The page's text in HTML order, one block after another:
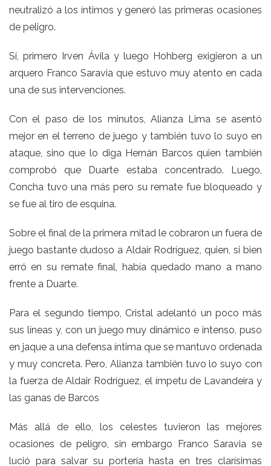
neutralizó a los íntimos y generó las primeras ocasiones
de peligro.
Sí, primero Irven Ávila y luego Hohberg exigieron a un
arquero Franco Saravia que estuvo muy atento en cada
una de sus intervenciones.
Con el paso de los minutos, Alianza Lima se asentó
mejor en el terreno de juego y también tuvo lo suyo en
ataque, sino que lo diga Hernán Barcos quien también
comprobó que Duarte estaba concentrado. Luego,
Concha tuvo una más pero su remate fue bloqueado y
se fue al tiro de esquina.
Sobre el final de la primera mitad le cobraron un fuera de
juego bastante dudoso a Aldair Rodríguez, quien, si bien
erró en su remate final, había quedado mano a mano
frente a Duarte.
Para el segundo tiempo, Cristal adelantó un poco más
sus líneas y, con un juego muy dinámico e intenso, puso
en jaque a una defensa íntima que se mantuvo ordenada
y muy concreta. Pero, Alianza también tuvo lo suyo con
la fuerza de Aldair Rodríguez, el ímpetu de Lavandeira y
las ganas de Barcos
Más allá de ello, los celestes tuvieron las mejores
ocasiones de peligro, sin embargo Franco Saravia se
lució para salvar su portería hasta en tres clarísimas